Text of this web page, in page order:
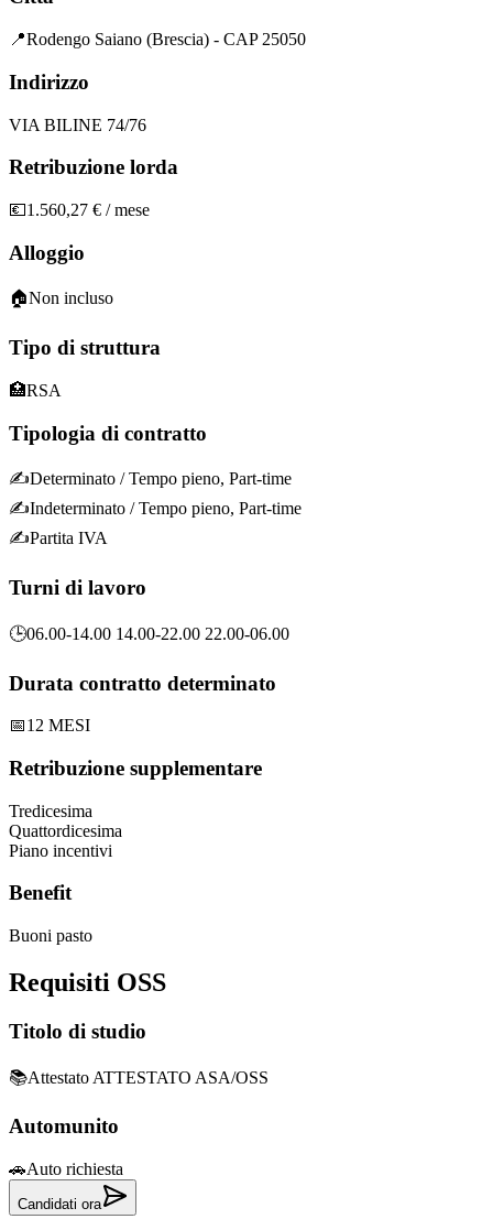
📍Rodengo Saiano (Brescia) - CAP 25050
Indirizzo
VIA BILINE 74/76
Retribuzione lorda
💶1.560,27 € / mese
Alloggio
🏠Non incluso
Tipo di struttura
🏥RSA
Tipologia di contratto
✍️Determinato / Tempo pieno, Part-time
✍️Indeterminato / Tempo pieno, Part-time
✍️Partita IVA
Turni di lavoro
🕒06.00-14.00 14.00-22.00 22.00-06.00
Durata contratto determinato
📅12 MESI
Retribuzione supplementare
Tredicesima
Quattordicesima
Piano incentivi
Benefit
Buoni pasto
Requisiti OSS
Titolo di studio
📚Attestato ATTESTATO ASA/OSS
Automunito
🚗Auto richiesta
Candidati ora